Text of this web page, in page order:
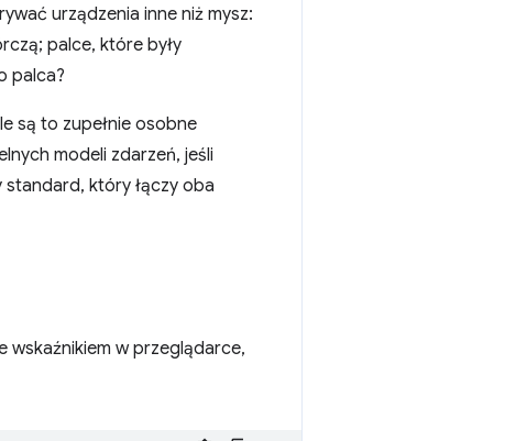
urządzenia inne niż mysz:
palce, które były
palca?
są to zupełnie osobne
modeli zdarzeń, jeśli
standard, który łączy oba
wskaźnikiem w przeglądarce,